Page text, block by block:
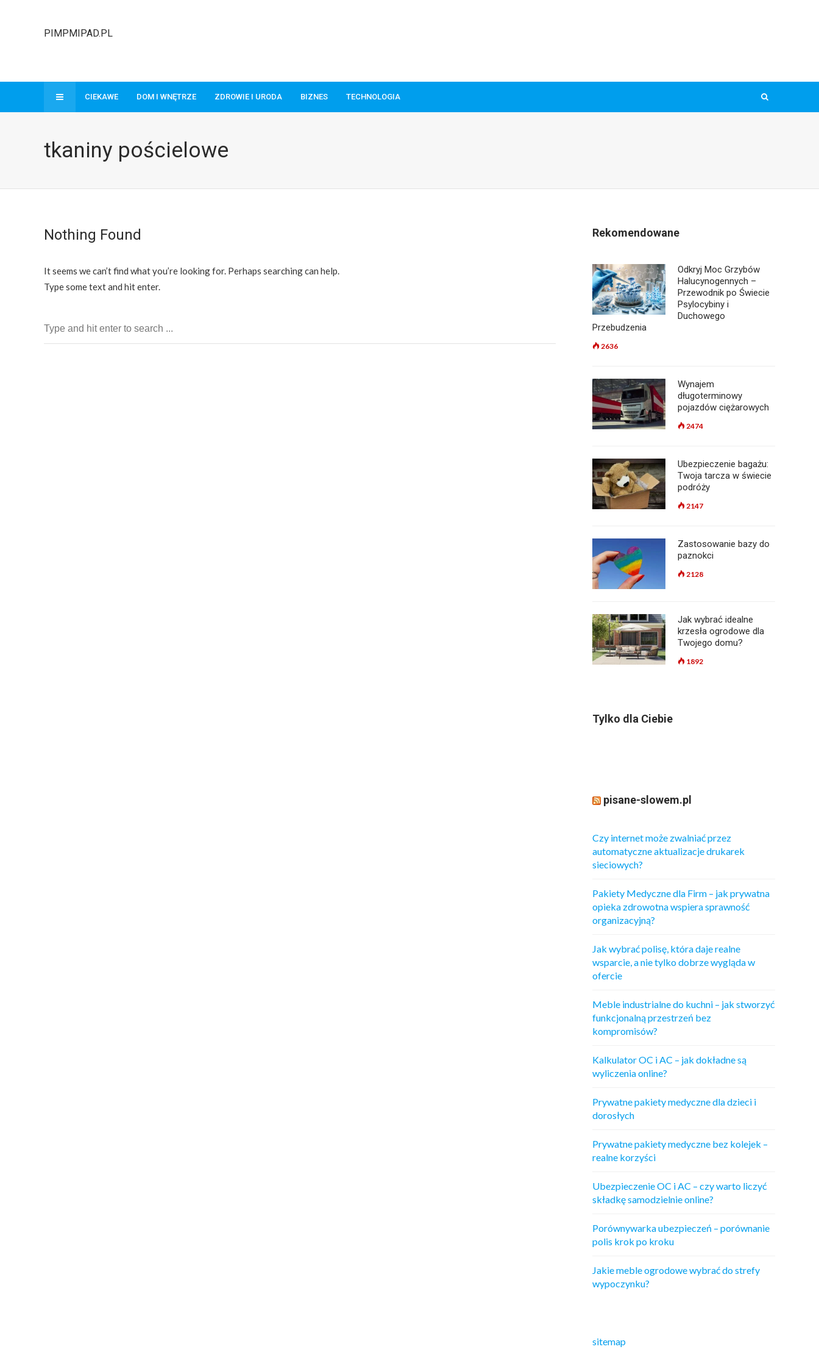
PIMPMIPAD.PL
CIEKAWE DOM I WNĘTRZE ZDROWIE I URODA BIZNES TECHNOLOGIA
tkaniny pościelowe
Nothing Found
It seems we can’t find what you’re looking for. Perhaps searching can help.
Type some text and hit enter.
Rekomendowane
Odkryj Moc Grzybów
Halucynogennych –
Przewodnik po Świecie
Psylocybiny i
Duchowego
Przebudzenia
2636
Wynajem
długoterminowy
pojazdów ciężarowych
2474
Ubezpieczenie bagażu:
Twoja tarcza w świecie
podróży
2147
Zastosowanie bazy do
paznokci
2128
Jak wybrać idealne
krzesła ogrodowe dla
Twojego domu?
1892
Tylko dla Ciebie
pisane-slowem.pl
Czy internet może zwalniać przez
automatyczne aktualizacje drukarek
sieciowych?
Pakiety Medyczne dla Firm – jak prywatna
opieka zdrowotna wspiera sprawność
organizacyjną?
Jak wybrać polisę, która daje realne
wsparcie, a nie tylko dobrze wygląda w
ofercie
Meble industrialne do kuchni – jak stworzyć
funkcjonalną przestrzeń bez
kompromisów?
Kalkulator OC i AC – jak dokładne są
wyliczenia online?
Prywatne pakiety medyczne dla dzieci i
dorosłych
Prywatne pakiety medyczne bez kolejek –
realne korzyści
Ubezpieczenie OC i AC – czy warto liczyć
składkę samodzielnie online?
Porównywarka ubezpieczeń – porównanie
polis krok po kroku
Jakie meble ogrodowe wybrać do strefy
wypoczynku?
sitemap